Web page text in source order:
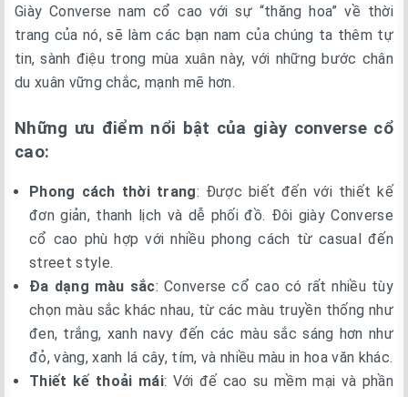
Giày Converse nam cổ cao với sự “thăng hoa” về thời
trang của nó, sẽ làm các bạn nam của chúng ta thêm tự
tin, sành điệu trong mùa xuân này, với những bước chân
du xuân vững chắc, mạnh mẽ hơn.
Những ưu điểm nổi bật của giày converse cổ
cao:
Phong cách thời trang: Được biết đến với thiết kế
đơn giản, thanh lịch và dễ phối đồ. Đôi giày Converse
cổ cao phù hợp với nhiều phong cách từ casual đến
street style.
Đa dạng màu sắc: Converse cổ cao có rất nhiều tùy
chọn màu sắc khác nhau, từ các màu truyền thống như
đen, trắng, xanh navy đến các màu sắc sáng hơn như
đỏ, vàng, xanh lá cây, tím, và nhiều màu in hoa văn khác.
Thiết kế thoải mái: Với đế cao su mềm mại và phần